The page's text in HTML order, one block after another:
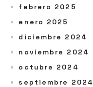
febrero 2025
enero 2025
diciembre 2024
noviembre 2024
octubre 2024
septiembre 2024